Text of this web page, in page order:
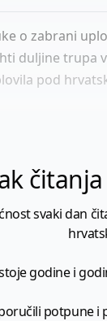
o zabrani
duljine trupa
pod
svaki dan
godine i
potpune